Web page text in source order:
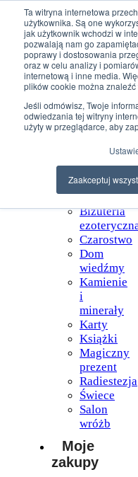
Ta witryna internetowa
użytkownika. Są one
jak użytkownik wchodzi w
pozwalają nam go
poprawy i dostosowania
oraz w celu analizy i
internetową i inne media.
plików cookie można
Jeśli odmówisz, Twoje
odwiedzania tej witryny
użyty w przeglądarce, aby
Zaakceptuj
Przejdź do treści
+48 507 498 341
sklep internetowy 24h/7
Wyszukiwarka produktów
Sklep
Biżuteria
Czarostwo
Dom
wiedźmy
Kamienie
i
minerały
Karty
Książki
Magiczny
prezent
Radiestezja
Świece
Salon
wróżb
Moje
zakupy